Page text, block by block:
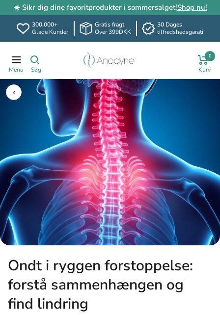
☀️ Sikr dig dine favoritprodukter i sommersalget!Shop nu!
300.000+
Glade Kunder
Gratis fragt
Over 399DKK
30 Dages
tilfredshedsgarati
indhold
Translation
missing:
da.header.general.navigation
Anodyne.dk 0
‹
Ondt i ryggen forstoppelse:
forstå sammenhængen og
find lindring